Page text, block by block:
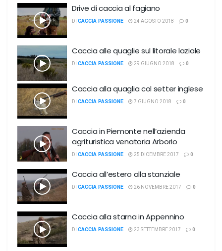
Drive di caccia al fagiano
DI CACCIA PASSIONE 24 AGOSTO 2018 0
Caccia alle quaglie sul litorale laziale
DI CACCIA PASSIONE 29 GIUGNO 2018 0
Caccia alla quaglia col setter inglese
DI CACCIA PASSIONE 7 GIUGNO 2018 0
Caccia in Piemonte nell’azienda
agrituristica venatoria Arborio
DI CACCIA PASSIONE 25 DICEMBRE 2017 0
Caccia all’estero alla stanziale
DI CACCIA PASSIONE 26 NOVEMBRE 2017 0
Caccia alla starna in Appennino
DI CACCIA PASSIONE 23 SETTEMBRE 2017 0